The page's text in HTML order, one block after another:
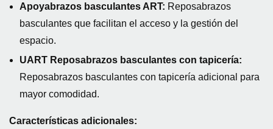
Apoyabrazos basculantes ART: Reposabrazos
basculantes que facilitan el acceso y la gestión del
espacio.
UART Reposabrazos basculantes con tapicería:
Reposabrazos basculantes con tapicería adicional para
mayor comodidad.
Características adicionales: